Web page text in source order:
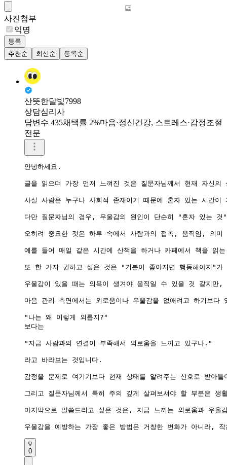
사진첨부
익명
등록
추천순
최신순 등록순
산뜻한달빛7998
상담심리사
답변수 435채택률 2%마음·정신건강, 스트레스·감정조절
전문
안녕하세요.
글을 읽으며 가장 먼저 느껴진 것은 질문자님께서 현재 자신
사실 사람은 누구나 사회적 존재이기 때문에 혼자 있는 시간
다만 질문자님의 경우, 우울감의 원인이 단순히 "혼자 있는
오히려 중요한 것은 하루 속에서 사람과의 접촉, 움직임, 의미
예를 들어 매일 같은 시간에 산책을 하거나 카페에서 책을 읽
또 한 가지 권하고 싶은 것은 "기분이 좋아지면 행동해야지"
우울감이 있을 때는 의욕이 생겨야 움직일 수 있을 것 같지
마음 관리 측면에서는 외로움이나 우울감을 없애려고 하기보
"나는 왜 이렇게 외롭지?"
보다는
"지금 사람과의 연결이 부족해서 외로움을 느끼고 있구나."
라고 바라보는 것입니다.
감정을 문제로 여기기보다 현재 상태를 알려주는 신호로 받아
그리고 질문자님께서 특히 주의 깊게 살펴보셔야 할 부분은
마지막으로 말씀드리고 싶은 것은, 지금 느끼는 외로움과 우
우울감을 예방하는 가장 좋은 방법은 거창한 변화가 아니라,
0